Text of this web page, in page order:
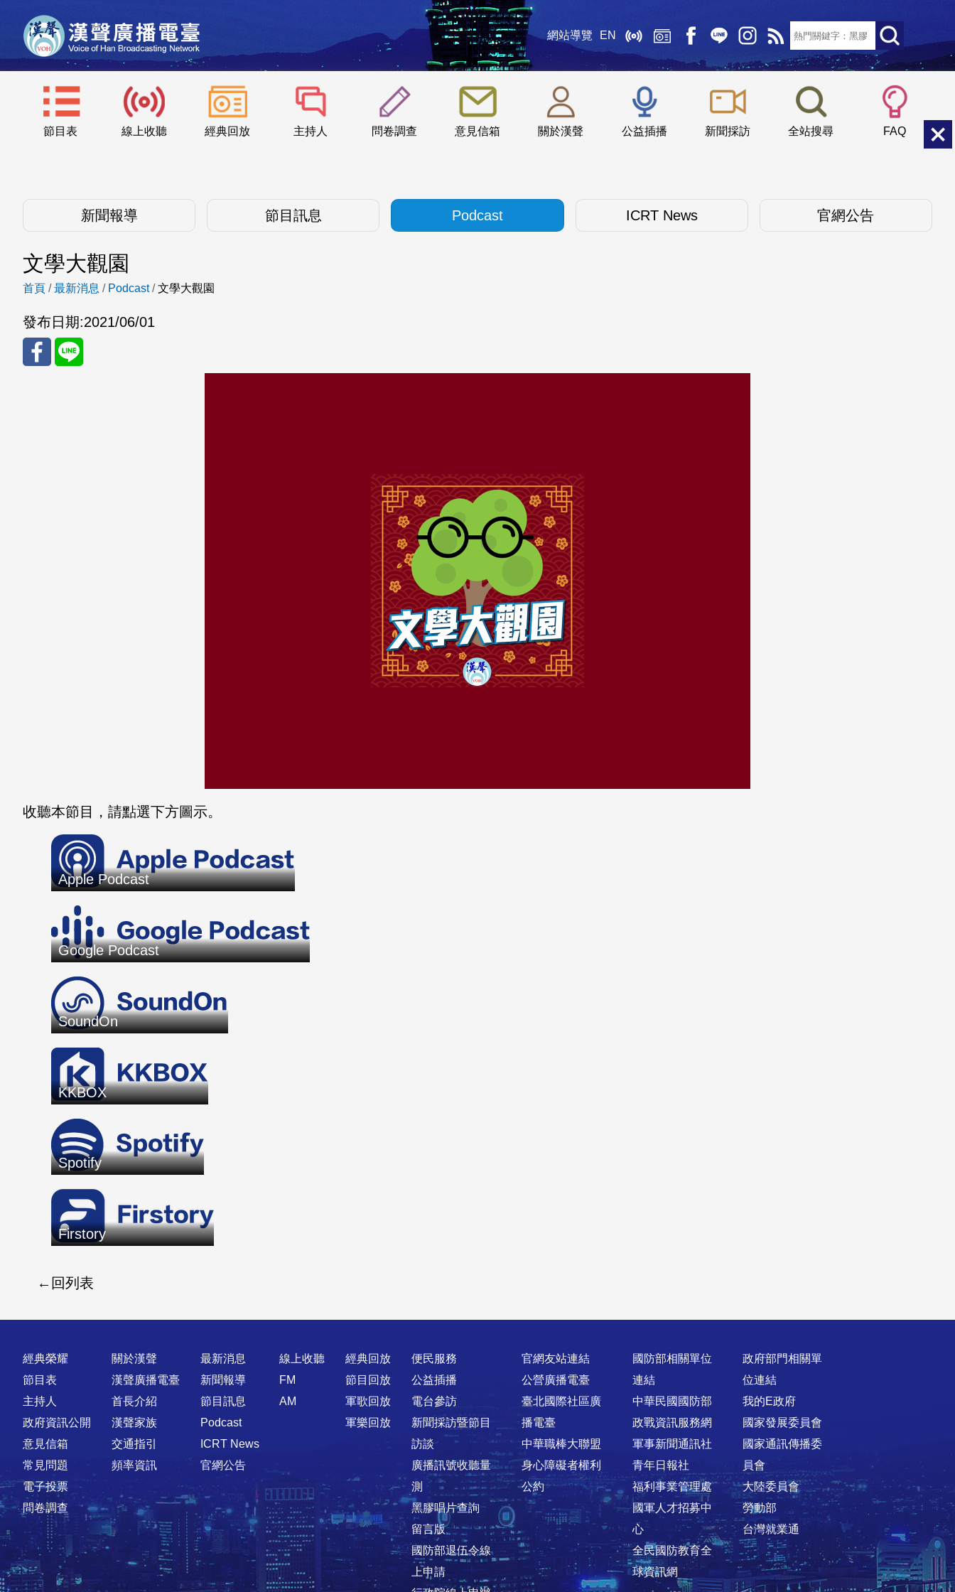
網站導覽 EN
節目表 線上收聽 經典回放 主持人 問卷調查 意見信箱 關於漢聲 公益插播 新聞採訪 全站搜尋 FAQ
::: 小 中
新聞報導 節目訊息 Podcast ICRT News 官網公告
文學大觀園
首頁 /最新消息 / Podcast /文學大觀園
發布日期:2021/06/01
收聽本節目，請點選下方圖示。
Apple Podcast
Google Podcast
SoundOn
KKBOX
Spotify
Firstory
回列表
快速連結
經典榮耀
節目表
主持人
政府資訊公開
意見信箱
常見問題
電子投票
問卷調查
關於漢聲
漢聲廣播電臺
首長介紹
漢聲家族
交通指引
頻率資訊
最新消息
新聞報導
節目訊息
Podcast
ICRT News
官網公告
線上收聽
FM
AM
經典回放
節目回放
軍歌回放
軍樂回放
便民服務
公益插播
電台參訪
新聞採訪暨節目
訪談
廣播訊號收聽量
測
黑膠唱片查詢
留言版
國防部退伍令線
上申請
官網友站連結
公營廣播電臺
臺北國際社區廣
播電臺
中華職棒大聯盟
身心障礙者權利
公約
國防部相關單位
連結
中華民國國防部
政戰資訊服務網
軍事新聞通訊社
青年日報社
福利事業管理處
國軍人才招募中
心
全民國防教育全
球資訊網
政府部門相關單
位連結
我的E政府
國家發展委員會
國家通訊傳播委
員會
大陸委員會
勞動部
台灣就業通